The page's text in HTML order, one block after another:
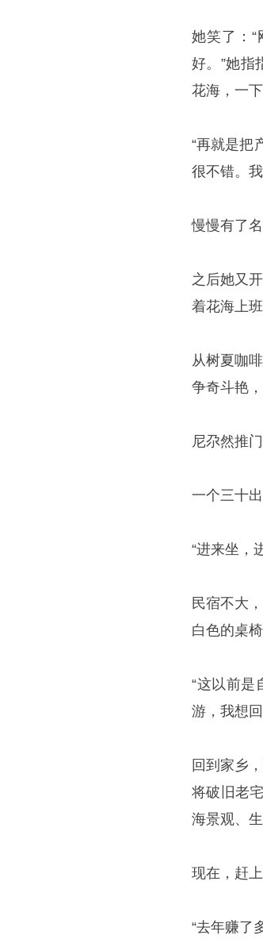
她笑了：
好。”她指
花海，一下
“再就是把
很不错。
慢慢有了
之后她又
着花海上
从树夏咖
争奇斗艳
尼尕然推
一个三十
“进来坐，
民宿不大
白色的桌
“这以前是
游，我想
回到家乡
将破旧老
海景观、
现在，赶
“去年赚了